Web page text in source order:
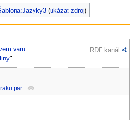
(ukázat zdroj)
varu
"
RDF kanál
par+